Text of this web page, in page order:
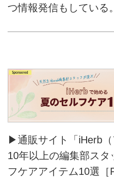
つ情報発信もしている。
▶通販サイト「iHerb
10年以上の編集部ス
フケアアイテム10選［